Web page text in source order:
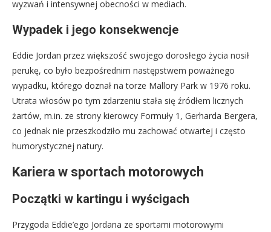
wyzwań i intensywnej obecności w mediach.
Wypadek i jego konsekwencje
Eddie Jordan przez większość swojego dorosłego życia nosił
perukę, co było bezpośrednim następstwem poważnego
wypadku, którego doznał na torze Mallory Park w 1976 roku.
Utrata włosów po tym zdarzeniu stała się źródłem licznych
żartów, m.in. ze strony kierowcy Formuły 1, Gerharda Bergera,
co jednak nie przeszkodziło mu zachować otwartej i często
humorystycznej natury.
Kariera w sportach motorowych
Początki w kartingu i wyścigach
Przygoda Eddie’ego Jordana ze sportami motorowymi